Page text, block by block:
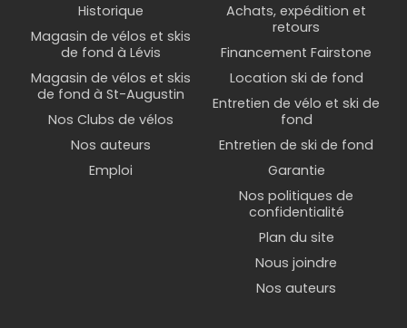
Historique
Magasin de vélos et skis
de fond à Lévis
Magasin de vélos et skis
de fond à St-Augustin
Nos Clubs de vélos
Nos auteurs
Emploi
Achats, expédition et
retours
Financement Fairstone
Location ski de fond
Entretien de vélo et ski de
fond
Entretien de ski de fond
Garantie
Nos politiques de
confidentialité
Plan du site
Nous joindre
Nos auteurs